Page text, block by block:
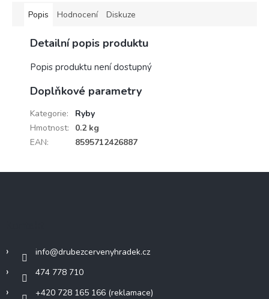
Popis Hodnocení Diskuze
Detailní popis produktu
Popis produktu není dostupný
Doplňkové parametry
Kategorie:
Ryby
Hmotnost:
0.2 kg
EAN: 8595712426887
info@drubezcervenyhradek.cz
474 778 710
+420 728 165 166 (reklamace)